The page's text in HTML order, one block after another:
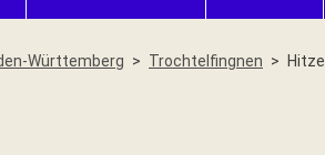
Württemberg Trochtelfingnen Hitze